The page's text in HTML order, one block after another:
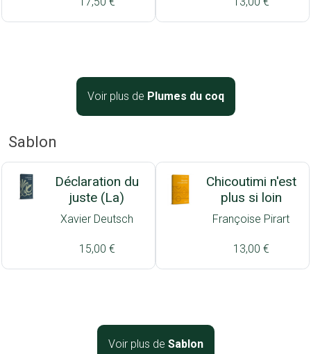
Voir plus de Plumes du coq
Sablon
Déclaration du
juste (La)
Xavier Deutsch
15,00 €
Chicoutimi n'est
plus si loin
Françoise Pirart
13,00 €
Voir plus de Sablon